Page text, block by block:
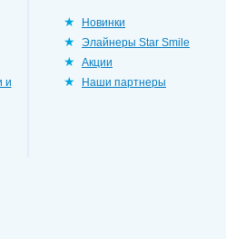
и
Новинки
Элайнеры Star Smile
Акции
Наши партнеры